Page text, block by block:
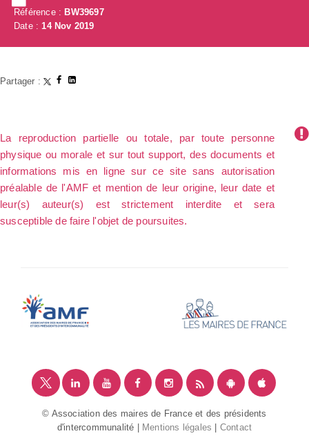
Référence : BW39697
Date :14 Nov 2019
Partager :
La reproduction partielle ou totale, par toute personne
physique ou morale et sur tout support, des documents et
informations mis en ligne sur ce site sans autorisation
préalable de l'AMF et mention de leur origine, leur date et
leur(s) auteur(s) est strictement interdite et sera
susceptible de faire l'objet de poursuites.
© Association des maires de France et des présidents
d'intercommunalité |
Mentions légales Contact